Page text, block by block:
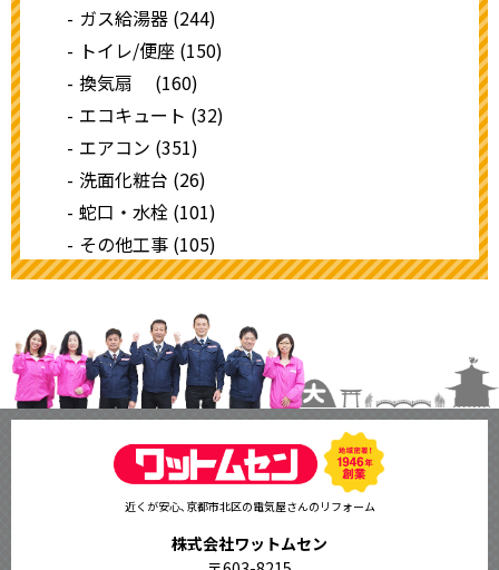
ガス給湯器 (244)
トイレ/便座 (150)
換気扇 (160)
エコキュート (32)
エアコン (351)
洗面化粧台 (26)
蛇口・水栓 (101)
その他工事 (105)
近くが安心､京都市北区の電気屋さんのリフォーム
株式会社ワットムセン